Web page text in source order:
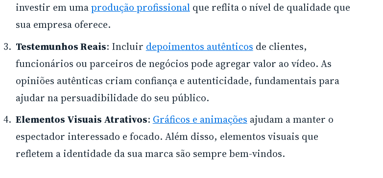
investir em umaprodução profissionalque reflita o nível de qualidade que
sua empresa oferece.
Testemunhos Reais: Incluir depoimentos autênticos de clientes,
funcionários ou parceiros de negócios pode agregar valor ao vídeo. As
opiniões autênticas criam confiança e autenticidade, fundamentais para
ajudar na persuadibilidade do seu público.
Elementos Visuais Atrativos: Gráficos e animações ajudam a manter o
espectador interessado e focado. Além disso, elementos visuais que
refletem a identidade da sua marca são sempre bem-vindos.